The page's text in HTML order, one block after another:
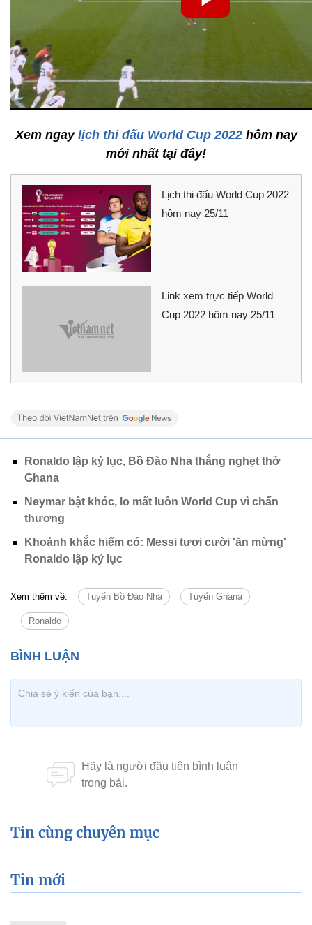
Xem ngay lịch thi đấu World Cup 2022hôm nay
mới nhất tại đây!
Lịch thi đấu World Cup 2022
hôm nay 25/11
Link xem trực tiếp World
Cup 2022 hôm nay 25/11
Ronaldo lập kỷ lục, Bồ Đào Nha thắng nghẹt thở
Ghana
Neymar bật khóc, lo mất luôn World Cup vì chấn
thương
Khoảnh khắc hiếm có: Messi tươi cười 'ăn mừng'
Ronaldo lập kỷ lục
Xem thêm về: Tuyển Bồ Đào Nha Tuyển Ghana
Ronaldo
Tin cùng chuyên mục
Tin mới